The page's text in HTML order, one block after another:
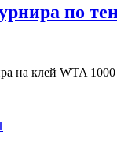
по
на клей WTA